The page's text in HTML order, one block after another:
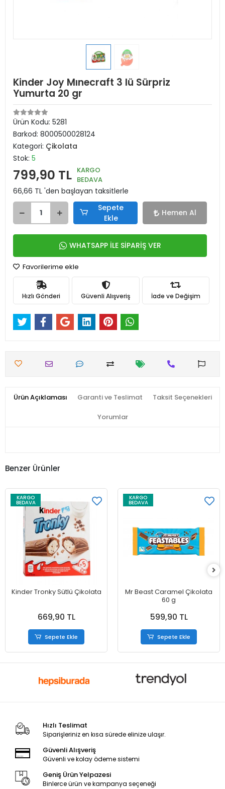
Kinder Joy Mınecraft 3 lü Sürpriz
Yumurta 20 gr
Ürün Kodu: 5281
Barkod: 8000500028124
Kategori: Çikolata
Stok: 5
799,90 TL KARGO
BEDAVA
66,66 TL 'den başlayan taksitlerle
Sepete
Ekle
Hemen Al
WHATSAPP İLE SİPARİŞ VER
Favorilerime ekle
Hızlı Gönderi Güvenli Alışveriş İade ve Değişim
Ürün Açıklaması Garanti ve Teslimat Taksit Seçenekleri
Yorumlar
Benzer Ürünler
KARGO
BEDAVA
Kinder Tronky Sütlü Çikolata
669,90 TL
Sepete Ekle
KARGO
BEDAVA
Mr Beast Caramel Çikolata
60 g
599,90 TL
Sepete Ekle
Hızlı Teslimat
Siparişleriniz en kısa sürede elinize ulaşır.
Güvenli Alışveriş
Güvenli ve kolay ödeme sistemi
Geniş Ürün Yelpazesi
Binlerce ürün ve kampanya seçeneği